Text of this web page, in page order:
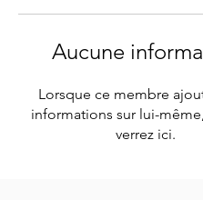
Aucune
Lorsque ce membre
informations sur lui-
verrez ici.